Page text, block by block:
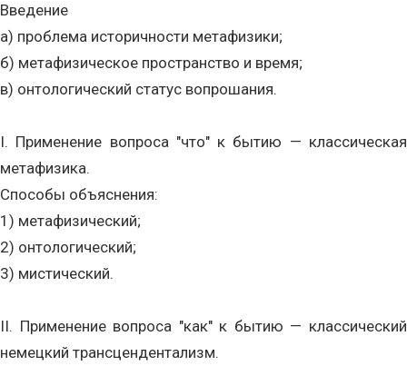
Введение
а) проблема историчности метафизики;
б) метафизическое пространство и время;
в) онтологический статус вопрошания.
I. Применение вопроса "что" к бытию — классическая
метафизика.
Способы объяснения:
1) метафизический;
2) онтологический;
3) мистический.
II. Применение вопроса "как" к бытию — классический
немецкий трансцендентализм.